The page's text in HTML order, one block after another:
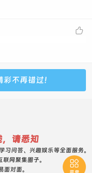
生日219
品4A开

不再错过！

，请悉知
习问答、兴趣娱乐等全面服务。
网聚集圈子。
对面。